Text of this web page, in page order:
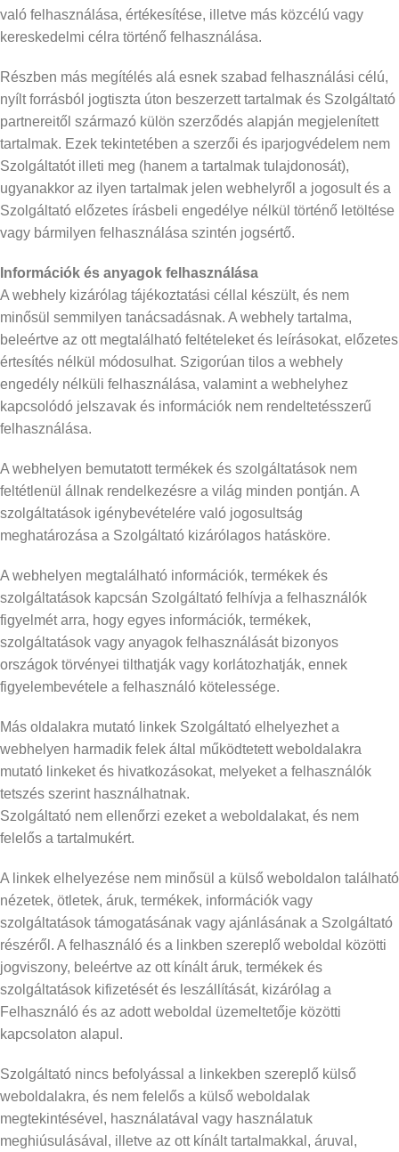
való felhasználása, értékesítése, illetve más közcélú vagy
kereskedelmi célra történő felhasználása.
Részben más megítélés alá esnek szabad felhasználási célú,
nyílt forrásból jogtiszta úton beszerzett tartalmak és Szolgáltató
partnereitől származó külön szerződés alapján megjelenített
tartalmak. Ezek tekintetében a szerzői és iparjogvédelem nem
Szolgáltatót illeti meg (hanem a tartalmak tulajdonosát),
ugyanakkor az ilyen tartalmak jelen webhelyről a jogosult és a
Szolgáltató előzetes írásbeli engedélye nélkül történő letöltése
vagy bármilyen felhasználása szintén jogsértő.
Információk és anyagok felhasználása
A webhely kizárólag tájékoztatási céllal készült, és nem
minősül semmilyen tanácsadásnak. A webhely tartalma,
beleértve az ott megtalálható feltételeket és leírásokat, előzetes
értesítés nélkül módosulhat. Szigorúan tilos a webhely
engedély nélküli felhasználása, valamint a webhelyhez
kapcsolódó jelszavak és információk nem rendeltetésszerű
felhasználása.
A webhelyen bemutatott termékek és szolgáltatások nem
feltétlenül állnak rendelkezésre a világ minden pontján. A
szolgáltatások igénybevételére való jogosultság
meghatározása a Szolgáltató kizárólagos hatásköre.
A webhelyen megtalálható információk, termékek és
szolgáltatások kapcsán Szolgáltató felhívja a felhasználók
figyelmét arra, hogy egyes információk, termékek,
szolgáltatások vagy anyagok felhasználását bizonyos
országok törvényei tilthatják vagy korlátozhatják, ennek
figyelembevétele a felhasználó kötelessége.
Más oldalakra mutató linkek Szolgáltató elhelyezhet a
webhelyen harmadik felek által működtetett weboldalakra
mutató linkeket és hivatkozásokat, melyeket a felhasználók
tetszés szerint használhatnak.
Szolgáltató nem ellenőrzi ezeket a weboldalakat, és nem
felelős a tartalmukért.
A linkek elhelyezése nem minősül a külső weboldalon található
nézetek, ötletek, áruk, termékek, információk vagy
szolgáltatások támogatásának vagy ajánlásának a Szolgáltató
részéről. A felhasználó és a linkben szereplő weboldal közötti
jogviszony, beleértve az ott kínált áruk, termékek és
szolgáltatások kifizetését és leszállítását, kizárólag a
Felhasználó és az adott weboldal üzemeltetője közötti
kapcsolaton alapul.
Szolgáltató nincs befolyással a linkekben szereplő külső
weboldalakra, és nem felelős a külső weboldalak
megtekintésével, használatával vagy használatuk
meghiúsulásával, illetve az ott kínált tartalmakkal, áruval,